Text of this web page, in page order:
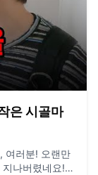
은 시골마